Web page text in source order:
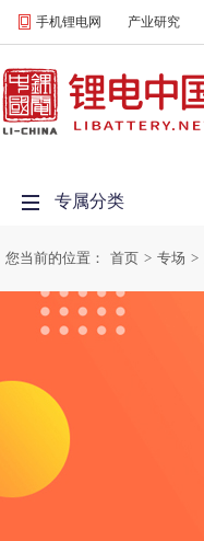
手机锂电网 产业研究
专属分类
您当前的位置： 首页 > 专场 >